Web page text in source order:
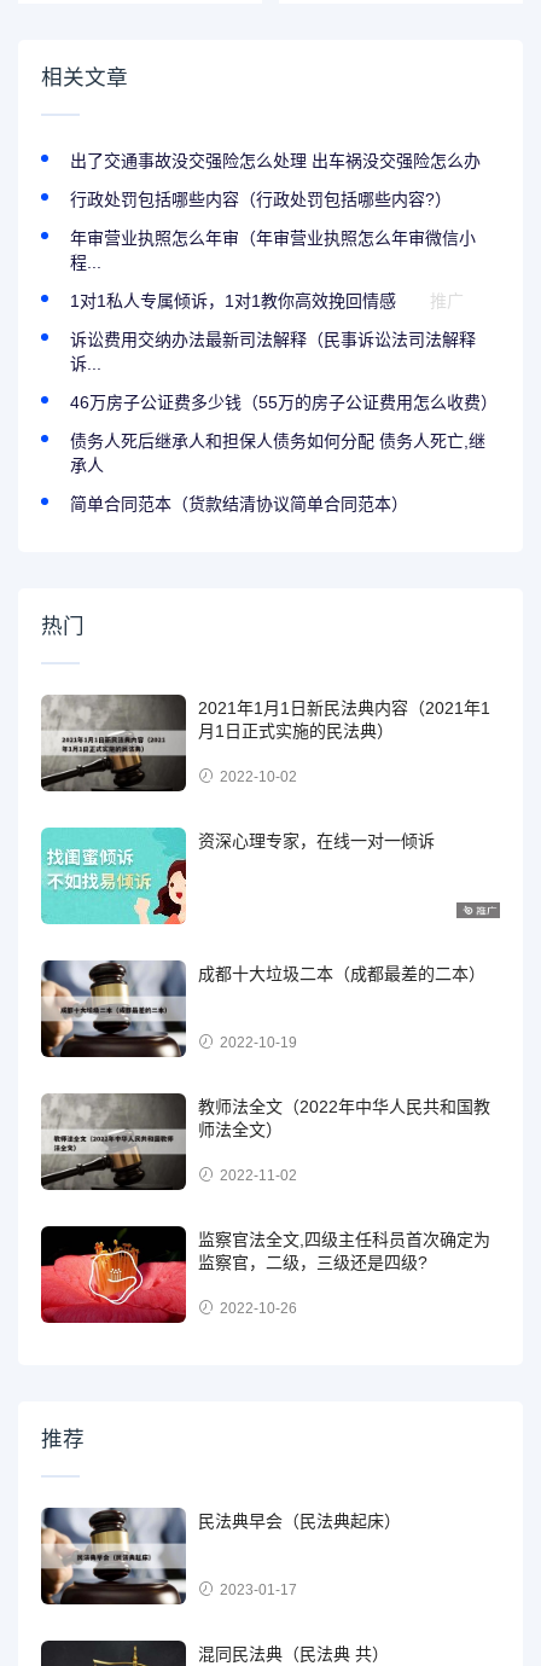
相关文章
出了交通事故没交强险怎么处理 出车祸没交强险怎么办
行政处罚包括哪些内容（行政处罚包括哪些内容?）
年审营业执照怎么年审（年审营业执照怎么年审微信小
程...
1对1私人专属倾诉，1对1教你高效挽回情感
推广
诉讼费用交纳办法最新司法解释（民事诉讼法司法解释
诉...
46万房子公证费多少钱（55万的房子公证费用怎么收费）
债务人死后继承人和担保人债务如何分配 债务人死亡,继
承人
简单合同范本（货款结清协议简单合同范本）
热门
2021年1月1日新民法典内容（2021年1
月1日正式实施的民法典）
2022-10-02
资深心理专家，在线一对一倾诉
成都十大垃圾二本（成都最差的二本）
2022-10-19
教师法全文（2022年中华人民共和国教
师法全文）
2022-11-02
监察官法全文,四级主任科员首次确定为
监察官，二级，三级还是四级?
2022-10-26
推荐
民法典早会（民法典起床）
2023-01-17
混同民法典（民法典 共）